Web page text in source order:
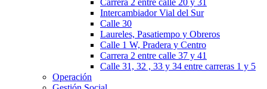
Carrera 2 entre calle 20 y 31
Intercambiador Vial del Sur
Calle 30
Laureles, Pasatiempo y Obreros
Calle 1 W, Pradera y Centro
Carrera 2 entre calle 37 y 41
Calle 31, 32 , 33 y 34 entre carreras 1 y 5
Operación